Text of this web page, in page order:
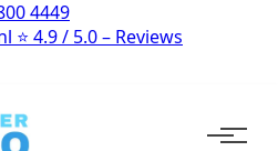
4449
⭐ 4.9 / 5.0 – Reviews